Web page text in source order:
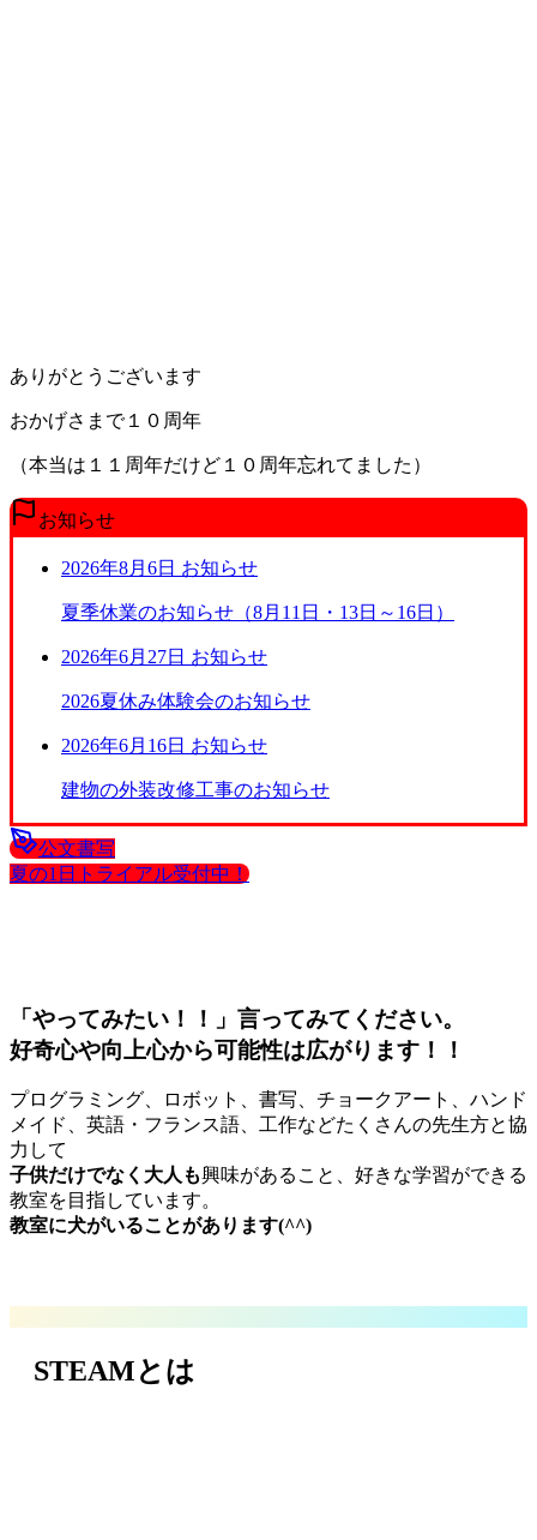
ありがとうございます
おかげさまで１０周年
（本当は１１周年だけど１０周年忘れてました）
お知らせ
2026年8月6日 お知らせ
夏季休業のお知らせ（8月11日・13日～16日）
2026年6月27日 お知らせ
2026夏休み体験会のお知らせ
2026年6月16日 お知らせ
建物の外装改修工事のお知らせ
公文書写
夏の1日トライアル受付中！
「やってみたい！！」言ってみてください。
好奇心や向上心から可能性は広がります！！
プログラミング、ロボット、書写、チョークアート、ハンド
メイド、英語・フランス語、工作などたくさんの先生方と協
力して
子供だけでなく大人も興味があること、好きな学習ができる
教室を目指しています。
教室に犬がいることがあります(^^)
STEAMとは